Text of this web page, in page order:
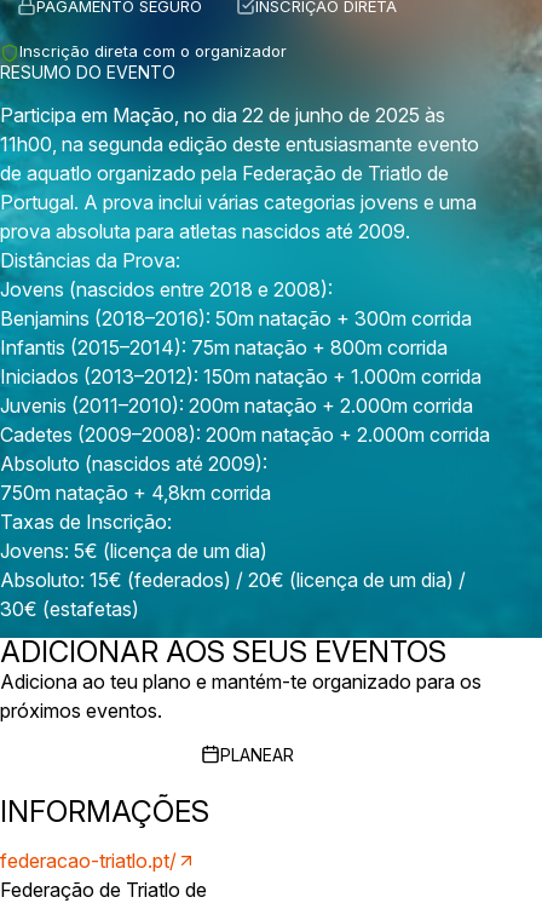
PAGAMENTO SEGURO INSCRIÇÃO DIRETA
Inscrição direta com o organizador
RESUMO DO EVENTO
Participa em Mação, no dia 22 de junho de 2025 às
11h00, na segunda edição deste entusiasmante evento
de aquatlo organizado pela Federação de Triatlo de
Portugal. A prova inclui várias categorias jovens e uma
prova absoluta para atletas nascidos até 2009.
Distâncias da Prova:
Jovens (nascidos entre 2018 e 2008):
Benjamins (2018–2016): 50m natação + 300m corrida
Infantis (2015–2014): 75m natação + 800m corrida
Iniciados (2013–2012): 150m natação + 1.000m corrida
Juvenis (2011–2010): 200m natação + 2.000m corrida
Cadetes (2009–2008): 200m natação + 2.000m corrida
Absoluto (nascidos até 2009):
750m natação + 4,8km corrida
Taxas de Inscrição:
Jovens: 5€ (licença de um dia)
Absoluto: 15€ (federados) / 20€ (licença de um dia) /
30€ (estafetas)
ADICIONAR AOS SEUS EVENTOS
Adiciona ao teu plano e mantém-te organizado para os
próximos eventos.
PLANEAR
INFORMAÇÕES
federacao-triatlo.pt/
Federação de Triatlo de